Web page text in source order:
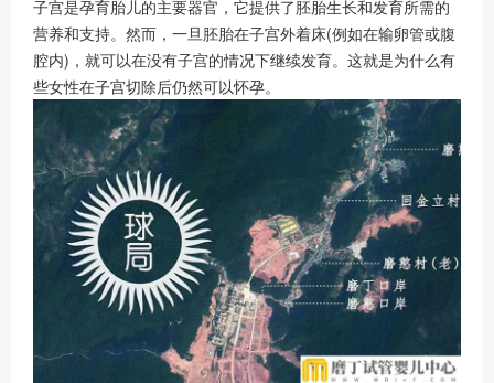
子宫是孕育胎儿的主要器官，它提供了胚胎生长和发育所需的
营养和支持。然而，一旦胚胎在子宫外着床(例如在输卵管或腹
腔内)，就可以在没有子宫的情况下继续发育。这就是为什么有
些女性在子宫切除后仍然可以怀孕。